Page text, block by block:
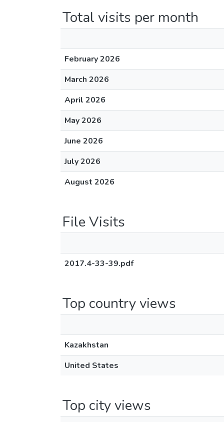
Total visits per month
February 2026
March 2026
April 2026
May 2026
June 2026
July 2026
August 2026
File Visits
2017.4-33-39.pdf
Top country views
Kazakhstan
United States
Top city views